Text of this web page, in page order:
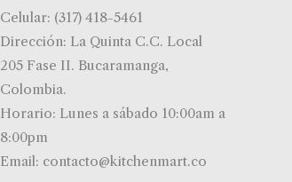
Celular: (317) 418-5461
Dirección: La Quinta C.C. Local
205 Fase II. Bucaramanga,
Colombia.
Horario: Lunes a sábado 10:00am a
8:00pm
Email: contacto@kitchenmart.co